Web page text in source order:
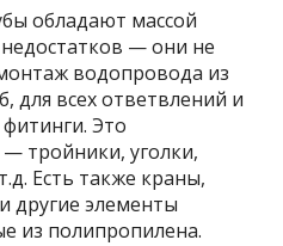
обладают массой
— они не
водопровода из
для всех ответвлений и
Это
тройники, уголки,
Есть также краны,
другие элементы
из полипропилена.